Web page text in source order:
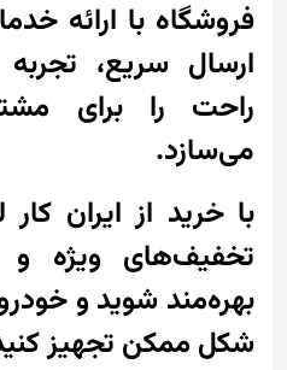
فروشگاه با ارائه
ارسال سریع،
راحت را برای
می‌سازد.
با خرید از ایران
تخفیف‌های ویژه و
بهره‌مند شوید و
شکل ممکن تجهیز